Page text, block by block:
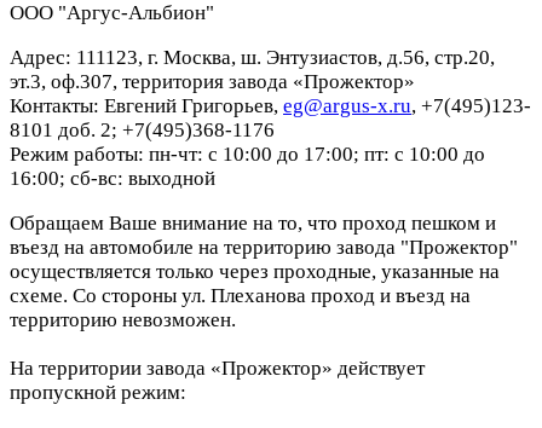
ООО "Аргус-Альбион"
Адрес: 111123, г. Москва, ш. Энтузиастов, д.56, стр.20,
эт.3, оф.307, территория завода «Прожектор»
Контакты: Евгений Григорьев, eg@argus-x.ru, +7(495)123-
8101 доб. 2; +7(495)368-1176
Режим работы: пн-чт: с 10:00 до 17:00; пт: с 10:00 до
16:00; сб-вс: выходной
Обращаем Ваше внимание на то, что проход пешком и
въезд на автомобиле на территорию завода "Прожектор"
осуществляется только через проходные, указанные на
схеме. Со стороны ул. Плеханова проход и въезд на
территорию невозможен.
На территории завода «Прожектор» действует
пропускной режим: